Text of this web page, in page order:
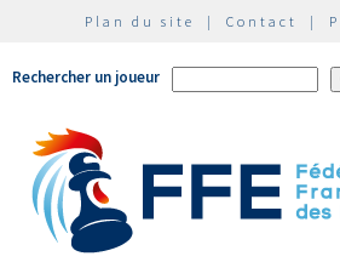
Plan du site | Contact |
Rechercher un joueur